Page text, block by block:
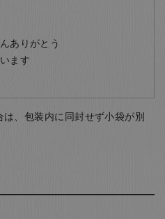
ありがとう
ます
は、包装内に同封せず小袋が別